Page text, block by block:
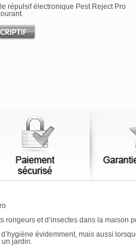
rongeurs et d’insectes dans la maison
évidemment, mais aussi
un jardin.
le répulsif électronique Pest Reject Pro